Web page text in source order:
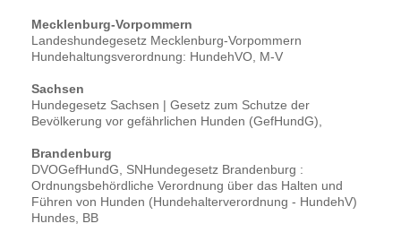
Mecklenburg-Vorpommern
Landeshundegesetz Mecklenburg-Vorpommern
Hundehaltungsverordnung: HundehVO, M-V
Sachsen
Hundegesetz Sachsen | Gesetz zum Schutze der
Bevölkerung vor gefährlichen Hunden (GefHundG),
Brandenburg
DVOGefHundG, SNHundegesetz Brandenburg :
Ordnungsbehördliche Verordnung über das Halten und
Führen von Hunden (Hundehalterverordnung - HundehV)
Hundes, BB